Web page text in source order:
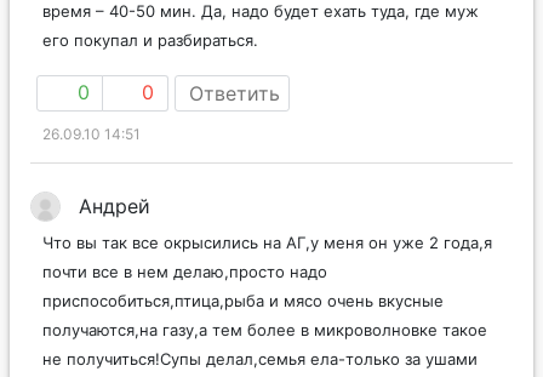
время – 40-50 мин. Да, надо будет ехать туда, где муж
его покупал и разбираться.
0 0 Ответить
26.09.10 14:51
Андрей
Что вы так все окрысились на АГ,у меня он уже 2 года,я
почти все в нем делаю,просто надо
приспособиться,птица,рыба и мясо очень вкусные
получаются,на газу,а тем более в микроволновке такое
не получиться!Супы делал,семья ела-только за ушами